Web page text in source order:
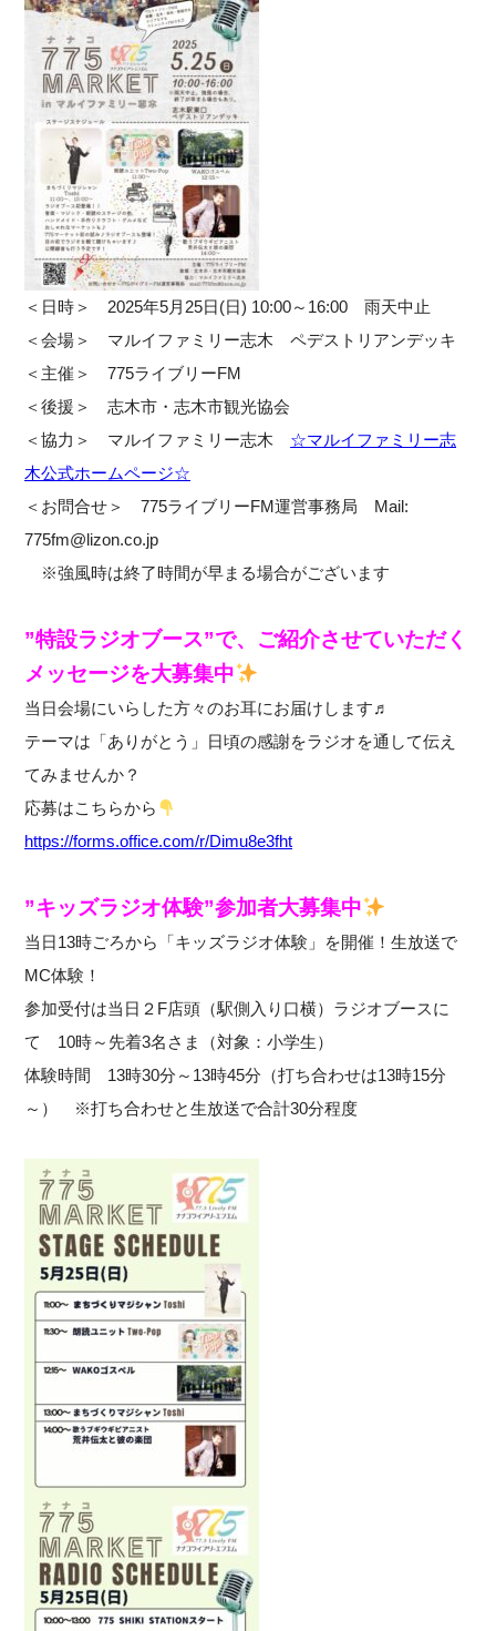
＜日時＞ 2025年5月25日(日) 10:00～16:00 雨天中止
＜会場＞ マルイファミリー志木 ペデストリアンデッキ
＜主催＞ 775ライブリーFM
＜後援＞ 志木市・志木市観光協会
＜協力＞ マルイファミリー志木 ☆マルイファミリー志
木公式ホームページ☆
＜お問合せ＞ 775ライブリーFM運営事務局 Mail:
775fm@lizon.co.jp
※強風時は終了時間が早まる場合がございます
”特設ラジオブース”で、ご紹介させていただく
メッセージを大募集中
当日会場にいらした方々のお耳にお届けします♬
テーマは「ありがとう」日頃の感謝をラジオを通して伝え
てみませんか？
応募はこちらから
https://forms.office.com/r/Dimu8e3fht
”キッズラジオ体験”参加者大募集中
当日13時ごろから「キッズラジオ体験」を開催！生放送で
MC体験！
参加受付は当日２F店頭（駅側入り口横）ラジオブースに
て 10時～先着3名さま（対象：小学生）
体験時間 13時30分～13時45分（打ち合わせは13時15分
～） ※打ち合わせと生放送で合計30分程度